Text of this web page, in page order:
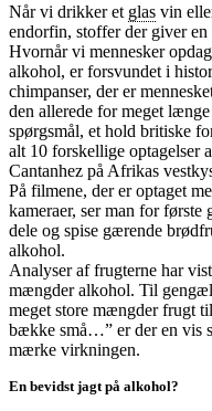
Når vi drikker et glas vin
endorfin, stoffer der giver
Hvornår vi mennesker
alkohol, er forsvundet i
chimpanser, der er
den allerede for meget
spørgsmål, et hold britiske
alt 10 forskellige optagelser
Cantanhez på Afrikas
På filmene, der er optaget
kameraer, ser man for første
dele og spise gærende
alkohol.
Analyser af frugterne har
mængder alkohol. Til
meget store mængder frugt
bække små…” er der en vis
mærke virkningen.
En bevidst jagt på alkohol?